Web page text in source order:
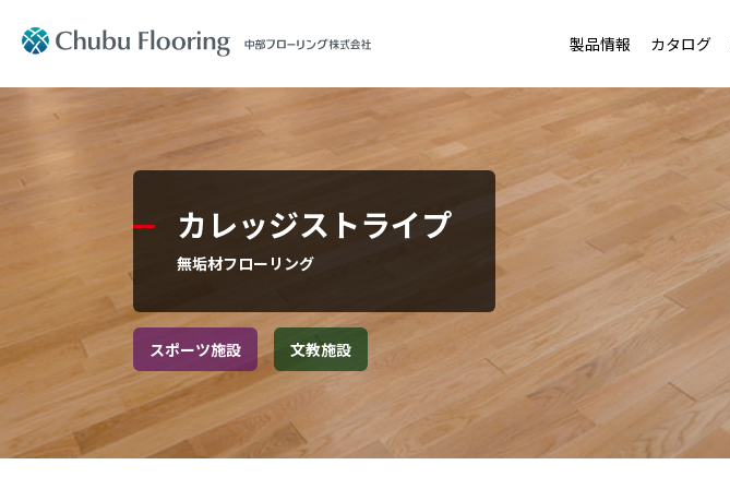
製品情報
製品情報
Product 製品情報トップ
文教施設用フローリング
住宅用フローリング
カタログ
会社案内
Company Information 会社案内トップ
社長メッセージ
コーポレートアイデンティティ
カレッジストライプ
無垢材フローリング
スポーツ施設 文教施設